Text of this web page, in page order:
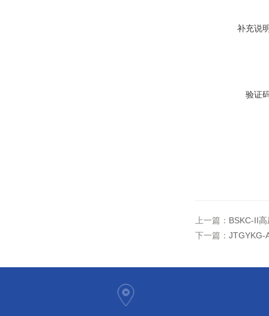
补充说
验证
上一篇： BSKC-II
下一篇： JTGYKG-